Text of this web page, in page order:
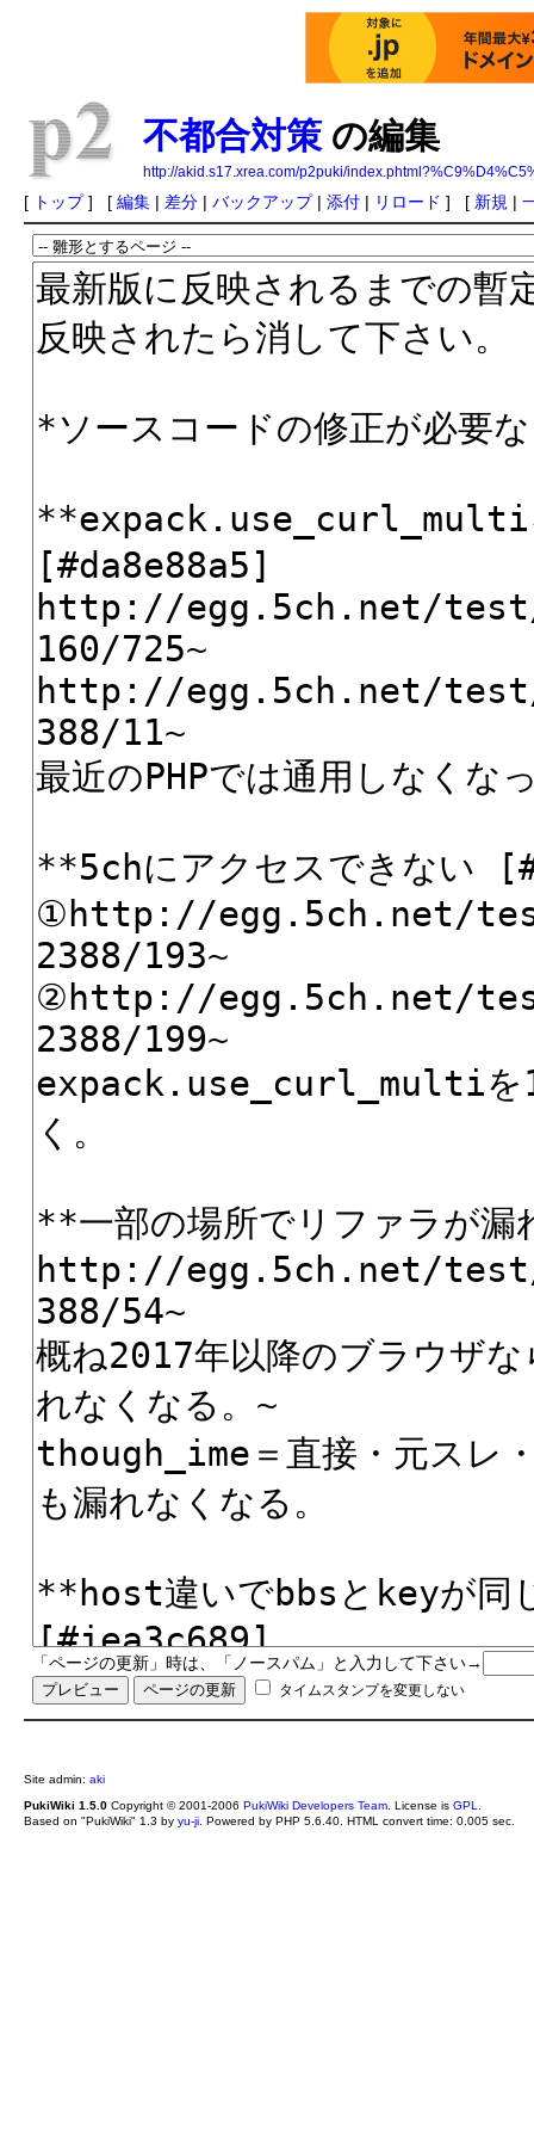
不都合対策の編集
http://akid.s17.xrea.com/p2puki/
[ トップ] [ 編集| 差分| バックアップ| 添付| リロード ] [ 新規 |
「ページの更新」時は、「ノースパム」と入力して下さい→
タイムスタンプを変更しない
Site admin: aki
PukiWiki 1.5.0Copyright © 2001-2006 PukiWiki Developers Team. License is GPL
Based on "PukiWiki" 1.3 by yu-ji. Powered by PHP 5.6.40. HTML convert time: 0.005 sec.